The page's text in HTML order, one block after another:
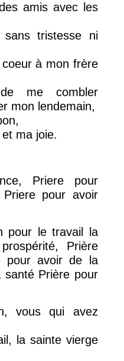
amis avec les
tristesse ni
à mon frère
me combler
mon lendemain,
ma joie.
Priere pour
pour avoir
pour le travail la
Prière
pour avoir de la
santé Prière pour
vous qui avez
la sainte vierge